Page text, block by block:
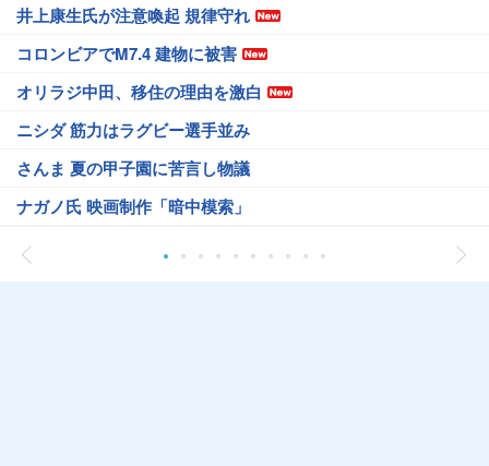
井上康生氏が注意喚起 規律守れ
コロンビアでM7.4 建物に被害
オリラジ中田、移住の理由を激白
ニシダ 筋力はラグビー選手並み
さんま 夏の甲子園に苦言し物議
ナガノ氏 映画制作「暗中模索」